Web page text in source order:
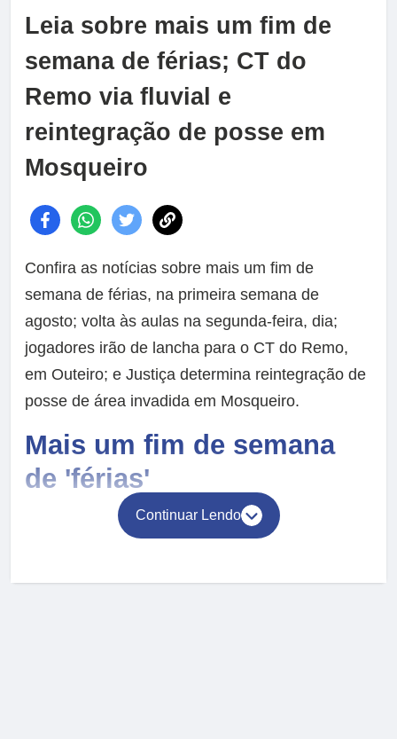
Leia sobre mais um fim de
semana de férias; CT do
Remo via fluvial e
reintegração de posse em
Mosqueiro
Confira as notícias sobre mais um fim de
semana de férias, na primeira semana de
agosto; volta às aulas na segunda-feira, dia;
jogadores irão de lancha para o CT do Remo,
em Outeiro; e Justiça determina reintegração de
posse de área invadida em Mosqueiro.
Mais um fim de semana
de 'férias'
Continuar Lendo